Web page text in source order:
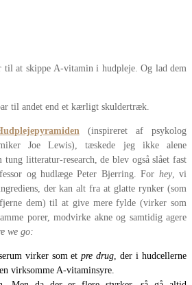
at skippe A-vitamin i hudpleje. Og lad dem
til andet end et kærligt skuldertræk.
(inspireret af psykolog
Joe Lewis), tæskede jeg ikke alene
tung litteratur-research, de blev også slået fast
og hudlæge Peter Bjerring. For hey, vi
der kan alt fra at glatte rynker (som
dem) til at give mere fylde (virker som
porer, modvirke akne og samtidig agere
we go:
virker som etpre drug, der i hudcellerne
virksomme A-vitaminsyre.